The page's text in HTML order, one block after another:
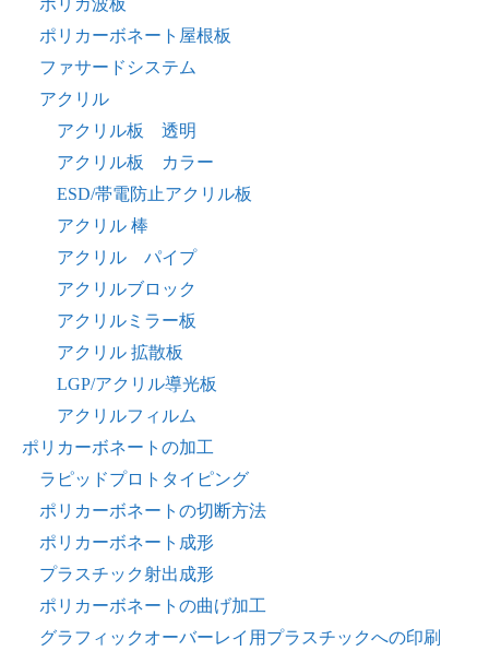
ポリカ波板
ポリカーボネート屋根板
ファサードシステム
アクリル
アクリル板 透明
アクリル板 カラー
ESD/帯電防止アクリル板
アクリル 棒
アクリル パイプ
アクリルブロック
アクリルミラー板
アクリル 拡散板
LGP/アクリル導光板
アクリルフィルム
ポリカーボネートの加工
ラピッドプロトタイピング
ポリカーボネートの切断方法
ポリカーボネート成形
プラスチック射出成形
ポリカーボネートの曲げ加工
グラフィックオーバーレイ用プラスチックへの印刷